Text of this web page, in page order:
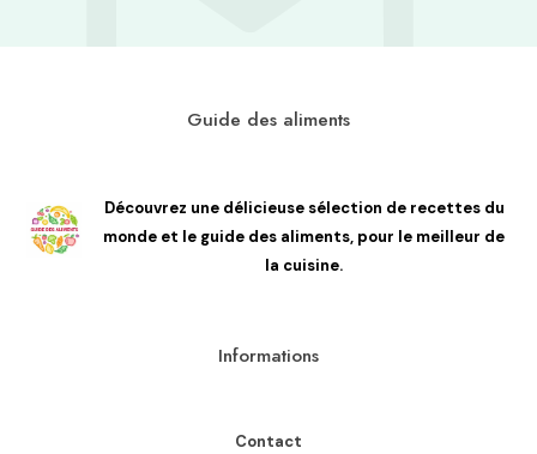
Guide des aliments
Découvrez une délicieuse sélection de recettes du
monde et le guide des aliments, pour le meilleur de
la cuisine.
Informations
Contact